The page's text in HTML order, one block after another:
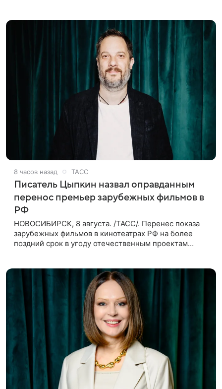
8 часов назад ТАСС
Писатель Цыпкин назвал оправданным
перенос премьер зарубежных фильмов в
РФ
НОВОСИБИРСК, 8 августа. /ТАСС/. Перенес показа
зарубежных фильмов в кинотеатрах РФ на более
поздний срок в угоду отечественным проектам